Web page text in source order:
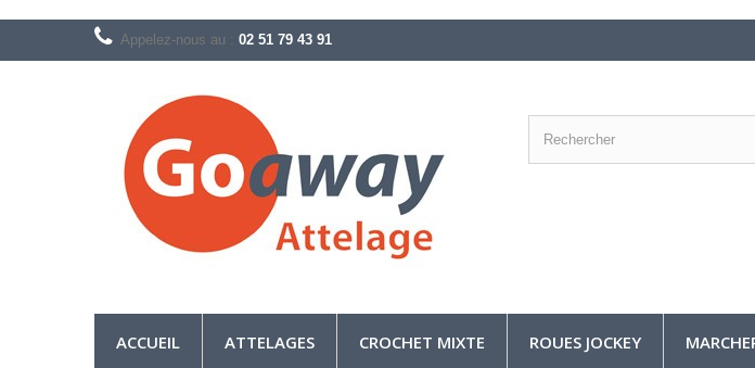
Appelez-nous au : 02 51 79 43 91
ACCUEIL ATTELAGES CROCHET MIXTE ROUES JOCKEY